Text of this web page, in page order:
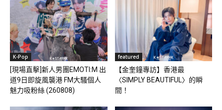
K-Pop
[現場直擊]新人男團EMOTI:M 出
道9日即旋風襲港 FM大騷個人
魅力吸粉絲 (260808)
featured
【金奎鐘專訪】香港最
〈SIMPLY BEAUTIFUL〉的瞬
間！